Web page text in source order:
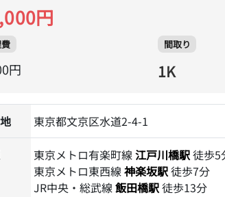
円
円
間取り
1K
東京都文京区水道2-4-1
東京メトロ有楽町線江戸川橋駅徒歩5
東京メトロ東西線神楽坂駅徒歩7分
JR中央・総武線飯田橋駅徒歩13分